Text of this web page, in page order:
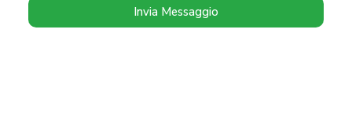
Invia Messaggio